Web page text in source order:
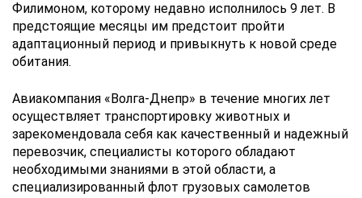
Филимоном, которому недавно исполнилось 9 лет. В
предстоящие месяцы им предстоит пройти
адаптационный период и привыкнуть к новой среде
обитания.
Авиакомпания «Волга-Днепр» в течение многих лет
осуществляет транспортировку животных и
зарекомендовала себя как качественный и надежный
перевозчик, специалисты которого обладают
необходимыми знаниями в этой области, а
специализированный флот грузовых самолетов